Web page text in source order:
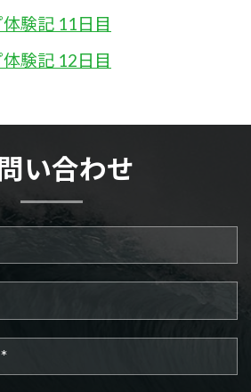
験記 11日目
験記 12日目
お問い合わせ